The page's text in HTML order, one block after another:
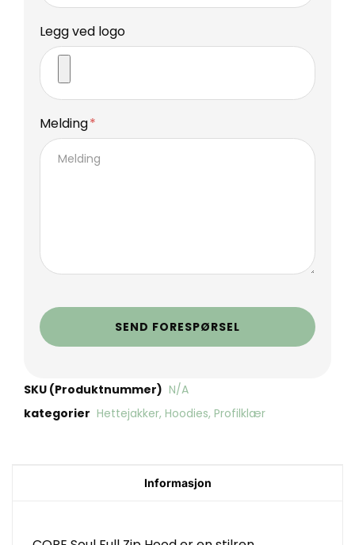
Legg ved logo
Melding
SEND FORESPØRSEL
SKU (Produktnummer) N/A
kategorier Hettejakker, Hoodies, Profilklær
Informasjon